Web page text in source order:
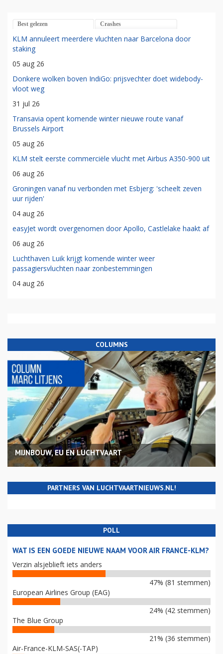
Best gelezen Crashes
KLM annuleert meerdere vluchten naar Barcelona door
staking
05 aug 26
Donkere wolken boven IndiGo: prijsvechter doet widebody-
vloot weg
31 jul 26
Transavia opent komende winter nieuwe route vanaf
Brussels Airport
05 aug 26
KLM stelt eerste commerciële vlucht met Airbus A350-900 uit
06 aug 26
Groningen vanaf nu verbonden met Esbjerg: 'scheelt zeven
uur rijden'
04 aug 26
easyJet wordt overgenomen door Apollo, Castlelake haakt af
06 aug 26
Luchthaven Luik krijgt komende winter weer
passagiersvluchten naar zonbestemmingen
04 aug 26
COLUMNS
MIJNBOUW, EU EN LUCHTVAART
PARTNERS VAN LUCHTVAARTNIEUWS.NL!
POLL
WAT IS EEN GOEDE NIEUWE NAAM VOOR AIR FRANCE-KLM?
Verzin alsjeblieft iets anders
47% (81 stemmen)
European Airlines Group (EAG)
24% (42 stemmen)
The Blue Group
21% (36 stemmen)
Air-France-KLM-SAS(-TAP)